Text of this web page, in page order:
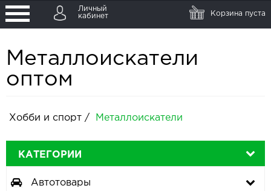
Личный
кабинет
Корзина пуста
Металлоискатели
оптом
Хобби и спорт / Металлоискатели
КАТЕГОРИИ
Автотовары